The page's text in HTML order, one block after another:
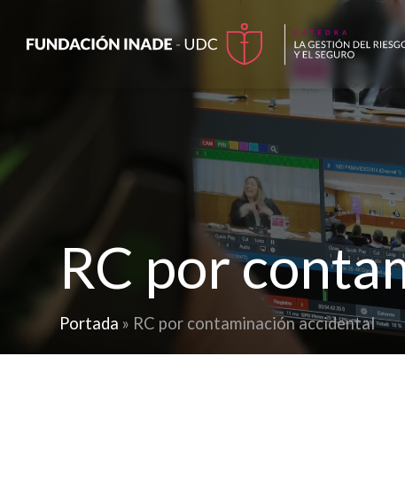
RC por
Portada » RC por contaminación accidental